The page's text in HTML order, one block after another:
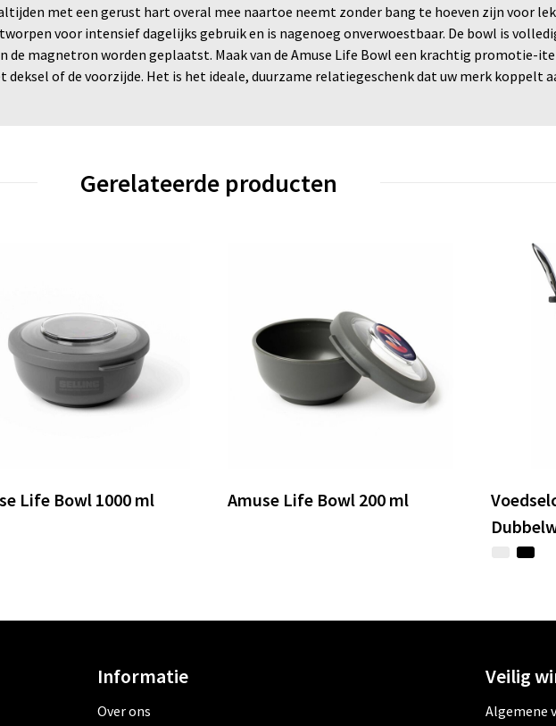
met een gerust hart overal mee naartoe neemt zonder bang te hoeven zijn voor
voor intensief dagelijks gebruik en is nagenoeg onverwoestbaar. De bowl is
de magnetron worden geplaatst. Maak van de Amuse Life Bowl een krachtig promotie-
of de voorzijde. Het is het ideale, duurzame relatiegeschenk dat uw merk koppelt
Gerelateerde producten
Life Bowl 1000 ml Amuse Life Bowl 200 ml
Informatie
Over ons
Veilig
Algemene